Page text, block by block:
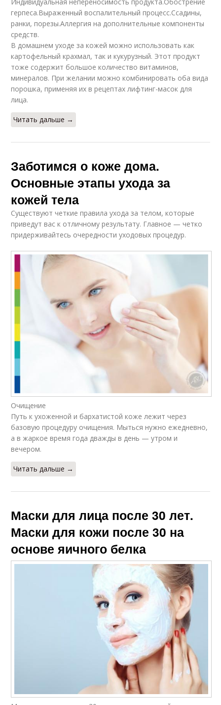
герпеса.Выраженный воспалительный процесс.Ссадины,
ранки, порезы.Аллергия на дополнительные компоненты
средств.
В домашнем уходе за кожей можно использовать как
картофельный крахмал, так и кукурузный. Этот продукт
тоже содержит большое количество витаминов,
минералов. При желании можно комбинировать оба вида
порошка, применяя их в рецептах лифтинг-масок для
лица.
Читать дальше →
Заботимся о коже дома.
Основные этапы ухода за
кожей тела
Существуют четкие правила ухода за телом, которые
приведут вас к отличному результату. Главное — четко
придерживайтесь очередности уходовых процедур.
Очищение
Путь к ухоженной и бархатистой коже лежит через
базовую процедуру очищения. Мыться нужно ежедневно,
а в жаркое время года дважды в день — утром и
вечером.
Читать дальше →
Маски для лица после 30 лет.
Маски для кожи после 30 на
основе яичного белка